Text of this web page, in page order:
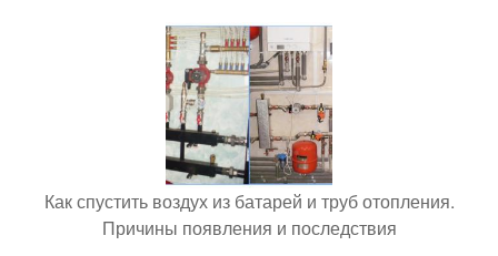
Как спустить воздух из батарей и труб отопления.
Причины появления и последствия